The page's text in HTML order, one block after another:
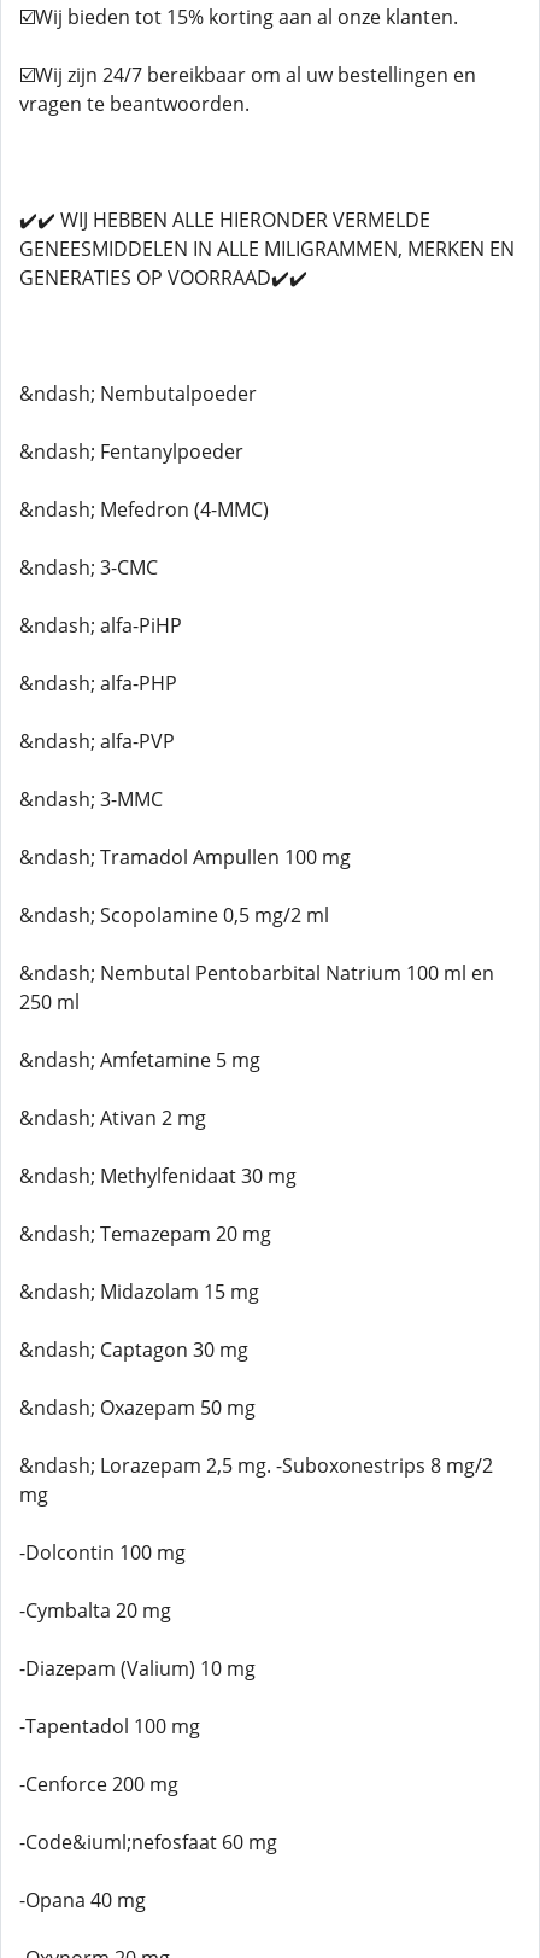
☑️Wij bieden tot 15% korting aan al onze klanten.
☑️Wij zijn 24/7 bereikbaar om al uw bestellingen en
vragen te beantwoorden.
✔️✔️ WIJ HEBBEN ALLE HIERONDER VERMELDE
GENEESMIDDELEN IN ALLE MILIGRAMMEN, MERKEN EN
GENERATIES OP VOORRAAD✔️✔️
&ndash; Nembutalpoeder
&ndash; Fentanylpoeder
&ndash; Mefedron (4-MMC)
&ndash; 3-CMC
&ndash; alfa-PiHP
&ndash; alfa-PHP
&ndash; alfa-PVP
&ndash; 3-MMC
&ndash; Tramadol Ampullen 100 mg
&ndash; Scopolamine 0,5 mg/2 ml
&ndash; Nembutal Pentobarbital Natrium 100 ml en
250 ml
&ndash; Amfetamine 5 mg
&ndash; Ativan 2 mg
&ndash; Methylfenidaat 30 mg
&ndash; Temazepam 20 mg
&ndash; Midazolam 15 mg
&ndash; Captagon 30 mg
&ndash; Oxazepam 50 mg
&ndash; Lorazepam 2,5 mg. -Suboxonestrips 8 mg/2
mg
-Dolcontin 100 mg
-Cymbalta 20 mg
-Diazepam (Valium) 10 mg
-Tapentadol 100 mg
-Cenforce 200 mg
-Code&iuml;nefosfaat 60 mg
-Opana 40 mg